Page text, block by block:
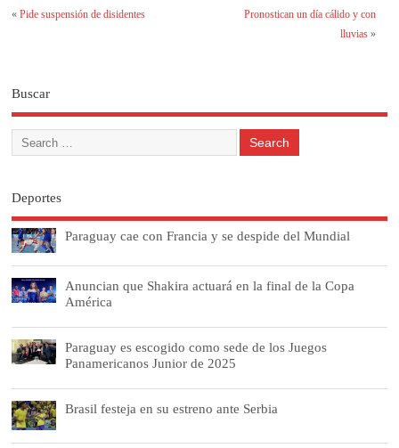
«Pide suspensión de disidentes
Pronostican un día cálido y con
lluvias»
Buscar
Deportes
Paraguay cae con Francia y se despide del Mundial
Anuncian que Shakira actuará en la final de la Copa
América
Paraguay es escogido como sede de los Juegos
Panamericanos Junior de 2025
Brasil festeja en su estreno ante Serbia